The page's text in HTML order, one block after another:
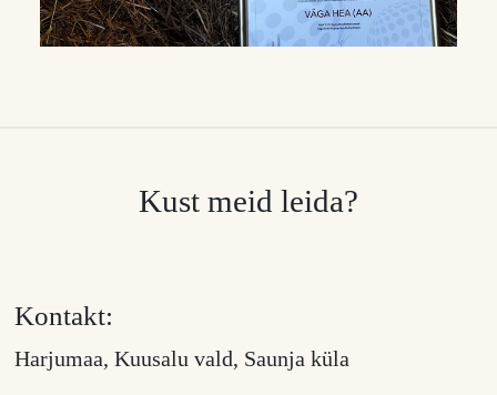
Kust meid leida?
Kontakt:
Harjumaa, Kuusalu vald, Saunja küla